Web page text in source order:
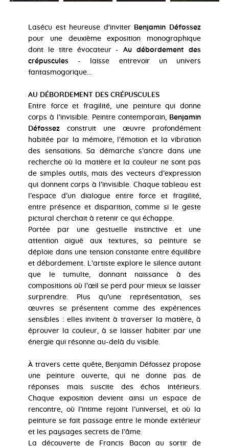
Lasécu est heureuse d'inviter Benjamin Défossez
pour une deuxième exposition monographique
dont le titre évocateur -Au débordement des
crépuscules - laisse entrevoir un univers
fantasmogorique...
AU DÉBORDEMENT DES CRÉPUSCULES
Entre force et fragilité, une peinture qui donne
corps à l’invisible. Peintre contemporain, Benjamin
Défossez construit une œuvre profondément
habitée par la mémoire, l’émotion et la vibration
des sensations. Sa démarche s’ancre dans une
recherche où la matière et la couleur ne sont pas
de simples outils, mais des vecteurs d’expression
qui donnent corps à l’invisible. Chaque tableau est
l’espace d’un dialogue entre force et fragilité,
entre présence et disparition, comme si le geste
pictural cherchait à retenir ce qui échappe.
Portée par une gestuelle instinctive et une
attention aiguë aux textures, sa peinture se
déploie dans une tension constante entre équilibre
et débordement. L’artiste explore le silence autant
que le tumulte, donnant naissance à des
compositions où l’œil se perd pour mieux se laisser
surprendre. Plus qu’une représentation, ses
œuvres se présentent comme des expériences
sensibles : elles invitent à traverser la matière, à
éprouver la couleur, à se laisser habiter par une
énergie qui résonne au-delà du visible.
À travers cette quête, Benjamin Défossez propose
une peinture ouverte, qui ne donne pas de
réponses mais suscite des échos intérieurs.
Chaque exposition devient ainsi un espace de
rencontre, où l’intime rejoint l’universel, et où la
peinture se fait passage entre le monde extérieur
et les paysages secrets de l’âme.
La découverte de Francis Bacon au sortir de